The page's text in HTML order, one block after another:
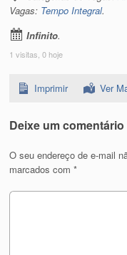
Vagas: Tempo Integral.
Infinito.
1 visitas, 0 hoje
Imprimir Ver
Deixe um comentário
O seu endereço de e-mail
marcados com*